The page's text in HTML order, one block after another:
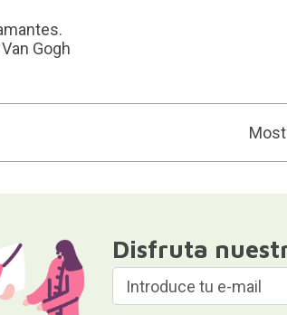
Gogh
Disfruta